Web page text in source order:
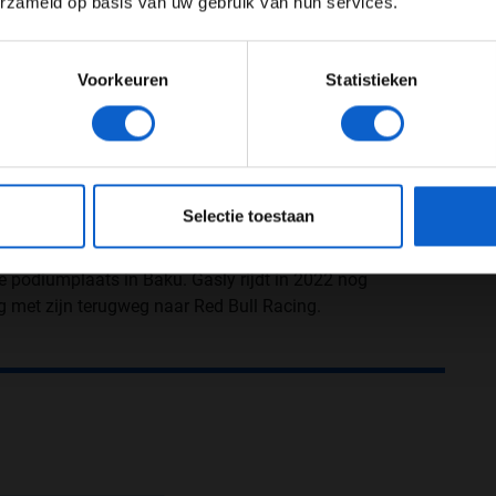
Voorkeuren Statistieken
Selectie toestaan
2017 tijdens de Grand Prix van Maleisië als invaller
time coureur voor Toro Rosso in 2018 naast
Red Bull Racing maar, helaas maakte de
weer gedegradeerd naar Toro Rosso na de
Grand Prix van Brazilië waarin tweede werd na
Maar de ultieme revenge kwam tijdens de
pakte met AlphaTauri. Hij behield zijn
podiumplaats in Baku. Gasly rijdt in 2022 nog
zijn terugweg naar Red Bull Racing.
JONGER DAN 24 24 JAAR OF OUDER
onsprivacybeleidvoor meer informatie over gegevensgebruik en -